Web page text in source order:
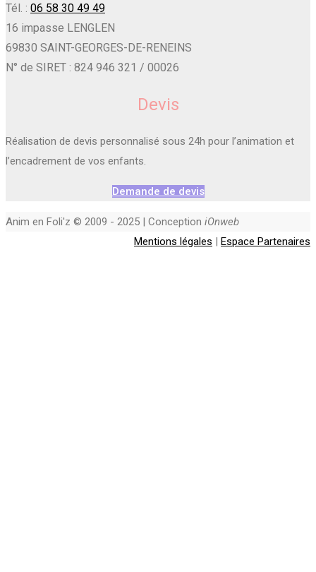
Tél. : 06 58 30 49 49
16 impasse LENGLEN
69830 SAINT-GEORGES-DE-RENEINS
N° de SIRET : 824 946 321 / 00026
Devis
Réalisation de devis personnalisé sous 24h pour l’animation et
l’encadrement de vos enfants.
Demande de devis
Anim en Foli'z © 2009 - 2025 | Conception iOnweb
Mentions légales | Espace Partenaires